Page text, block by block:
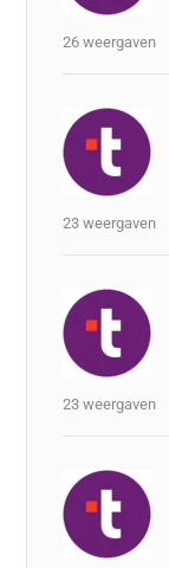
26 weergaven
23 weergaven
23 weergaven